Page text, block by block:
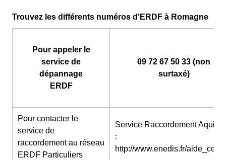
Trouvez les différents numéros d'ERDF à Romagne
Pour appeler le
service de
dépannage
ERDF
09 72 67 50 33 (non
surtaxé)
Pour contacter le
service de
raccordement au réseau
ERDF Particuliers
Service Raccordement
:
http://www.enedis.fr/